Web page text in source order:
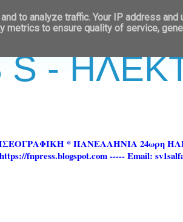
S -
* ΠΑΝΕΛΛΗΝΙΑ 24ωρη
fnpress.blogspot.com ----- Email:
to analyze traffic. Your IP address and
metrics to ensure quality of service,